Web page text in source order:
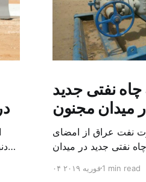
۴۰ حلقه چاه نفتی جدید
میدان مجنون
نفت عراق از امضای
حفر ۴۰ حلقه چاه نفتی جدید در میدان
عراق روز یکشنبه
۰۴ فوریه ۲۰۱۹1 min read